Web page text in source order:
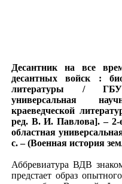
Десантник на все
десантных войск :
литературы /
универсальная
краеведческой
ред. В. И. Павлова]. – 2-
областная
с. – (Военная история
Аббревиатура ВДВ
предстает образ